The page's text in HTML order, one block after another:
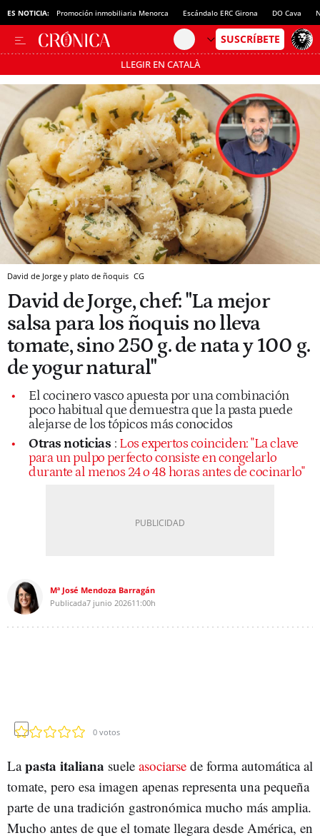
ES NOTICIA: Promoción inmobiliaria Menorca Escándalo ERC Girona DO Cava
LLEGIR EN CATALÀ
Pásate al MODO AHORRO
David de Jorge y plato de ñoquis CG
David de Jorge, chef: "La mejor
salsa para los ñoquis no lleva
tomate, sino 250 g. de nata y 100 g.
de yogur natural"
El cocinero vasco apuesta por una combinación
poco habitual que demuestra que la pasta puede
alejarse de los tópicos más conocidos
Otras noticias : Los expertos coinciden: "La clave
para un pulpo perfecto consiste en congelarlo
durante al menos 24 o 48 horas antes de cocinarlo"
Mª José Mendoza Barragán
Publicada7 junio 202611:00h
0 votos
Lapasta italiana suele asociarse de forma automática al
tomate, pero esa imagen apenas representa una pequeña
parte de una tradición gastronómica mucho más amplia.
Mucho antes de que el tomate llegara desde América, en